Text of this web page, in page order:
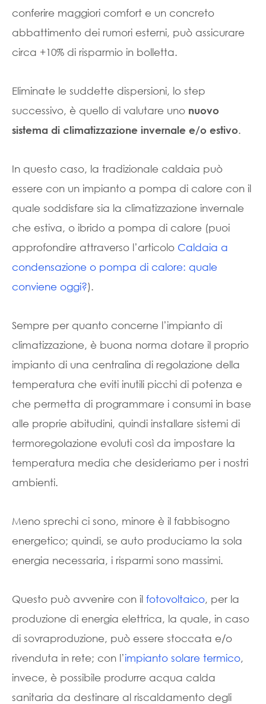
conferire maggiori comfort e un concreto
abbattimento dei rumori esterni, può assicurare
circa +10% di risparmio in bolletta.
Eliminate le suddette dispersioni, lo step
successivo, è quello di valutare uno nuovo
sistema di climatizzazione invernale e/o estivo.
In questo caso, la tradizionale caldaia può
essere con un impianto a pompa di calore con il
quale soddisfare sia la climatizzazione invernale
che estiva, o ibrido a pompa di calore (puoi
approfondire attraverso l’articolo Caldaia a
condensazione o pompa di calore: quale
conviene oggi?).
Sempre per quanto concerne l’impianto di
climatizzazione, è buona norma dotare il proprio
impianto di una centralina di regolazione della
temperatura che eviti inutili picchi di potenza e
che permetta di programmare i consumi in base
alle proprie abitudini, quindi installare sistemi di
termoregolazione evoluti così da impostare la
temperatura media che desideriamo per i nostri
ambienti.
Meno sprechi ci sono, minore è il fabbisogno
energetico; quindi, se auto produciamo la sola
energia necessaria, i risparmi sono massimi.
Questo può avvenire con il fotovoltaico, per la
produzione di energia elettrica, la quale, in caso
di sovraproduzione, può essere stoccata e/o
rivenduta in rete; con l’impianto solare termico,
invece, è possibile produrre acqua calda
sanitaria da destinare al riscaldamento degli